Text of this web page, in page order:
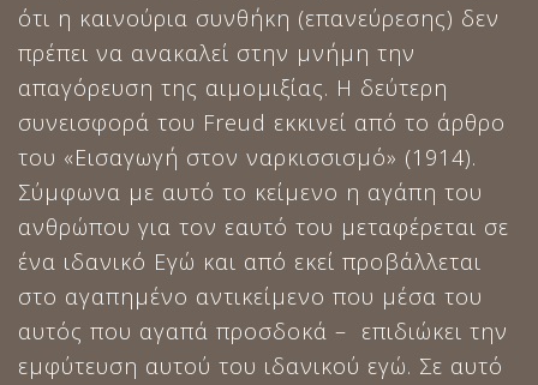
ότι η καινούρια συνθήκη (επανεύρεσης) δεν
πρέπει να ανακαλεί στην μνήμη την
απαγόρευση της αιμομιξίας. Η δεύτερη
συνεισφορά του Freud εκκινεί από το άρθρο
του «Εισαγωγή στον ναρκισσισμό» (1914).
Σύμφωνα με αυτό το κείμενο η αγάπη του
ανθρώπου για τον εαυτό του μεταφέρεται σε
ένα ιδανικό Εγώ και από εκεί προβάλλεται
στο αγαπημένο αντικείμενο που μέσα του
αυτός που αγαπά προσδοκά – επιδιώκει την
εμφύτευση αυτού του ιδανικού εγώ. Σε αυτό